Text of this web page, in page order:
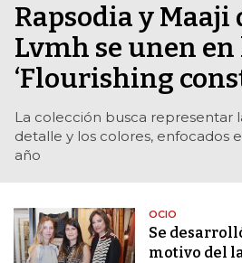
Rapsodia y Maaji
Lvmh se unen
‘Flourishing
La colección busca representar
detalle y los colores, enfocados
año
OCIO
Se
motivo del